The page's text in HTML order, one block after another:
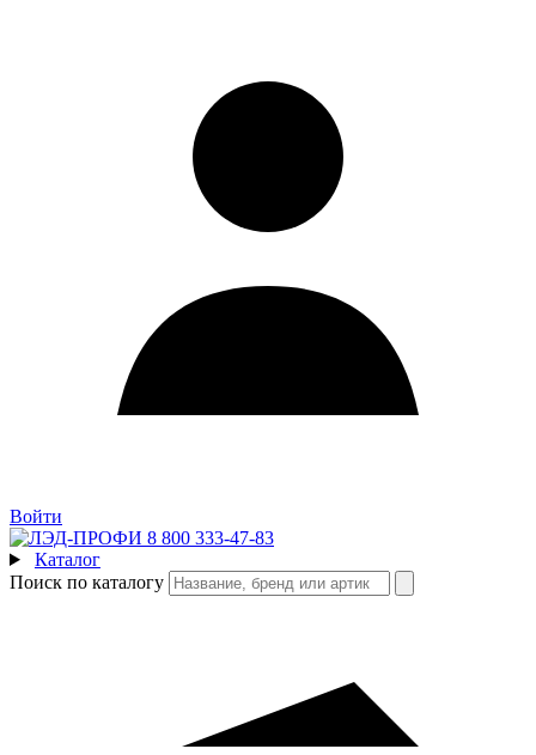
Войти
8 800 333-47-83
Каталог
Поиск по каталогу